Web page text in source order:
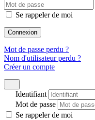
Se rappeler de moi
Connexion
Mot de passe perdu ?
Nom d'utilisateur perdu ?
Créer un compte
Identifiant
Mot de passe
Se rappeler de moi